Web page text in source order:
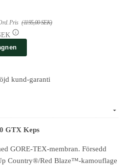
Pris (1195,00 SEK)
kund-garanti
GTX Keps
GORE-TEX-membran. Försedd
Country®/Red Blaze™-kamouflage